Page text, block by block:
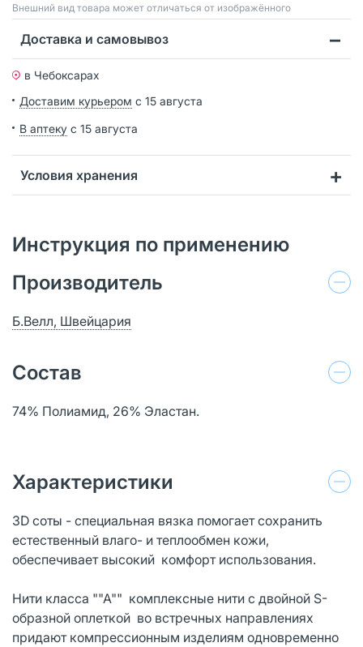
Bнешний вид товара может отличаться от изображённого
Доставка и самовывоз
в Чебоксарах
Доставим курьером с 15 августа
В аптеку с 15 августа
Условия хранения
Инструкция по применению
Производитель
Б.Велл, Швейцария
Состав
74% Полиамид, 26% Эластан.
Характеристики
3D соты - специальная вязка помогает сохранить
естественный влаго- и теплообмен кожи,
обеспечивает высокий комфорт использования.
Нити класса ""А"" комплексные нити с двойной S-
образной оплеткой во встречных направлениях
придают компрессионным изделиям одновременно